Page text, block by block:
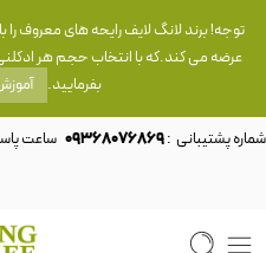
توجه! برند لانگ لایف رایحه های معروف
عرضه می کند.که با انتخاب حجم هر
بفرمایید.
شماره پشتیبانی :09368076869